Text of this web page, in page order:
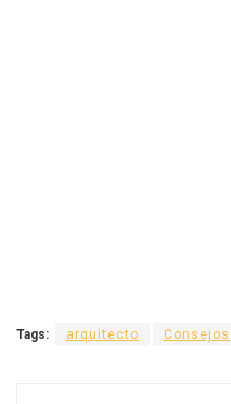
Tags: arquitecto Consejos